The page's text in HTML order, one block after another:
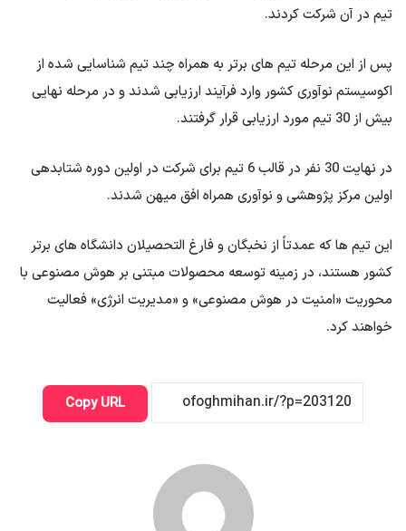
تیم در آن شرکت کردند.
پس از این مرحله تیم های برتر به همراه چند تیم شناسایی شده از
اکوسیستم نوآوری کشور وارد فرآیند ارزیابی شدند و در مرحله نهایی
بیش از 30 تیم مورد ارزیابی قرار گرفتند.
در نهایت 30 نفر در قالب 6 تیم برای شرکت در اولین دوره شتابدهی
اولین مرکز پژوهشی و نوآوری همراه افق میهن شدند.
این تیم ها که عمدتاً از نخبگان و فارغ التحصیلان دانشگاه های برتر
کشور هستند، در زمینه توسعه محصولات مبتنی بر هوش مصنوعی با
محوریت «امنیت در هوش مصنوعی» و «مدیریت انرژی» فعالیت
خواهند کرد.
Copy URL